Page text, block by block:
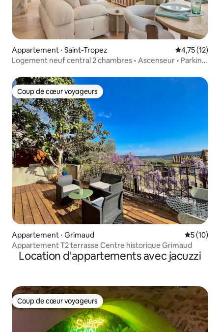
Appartement ⋅ Saint-Tropez Évaluation
4,75 (12)
Logement neuf central 2 chambres • Ascenseur • Parking
Coup de cœur voyageurs
Coup de cœur voyageurs
Appartement ⋅ Grimaud
5 (10)
Appartement T2 terrasse Centre historique Grimaud
Location d'appartements avec jacuzzi
Coup de cœur voyageurs
Coup de cœur voyageurs